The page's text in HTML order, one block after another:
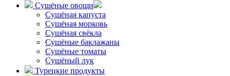
Сушёные овощи
Сушёная капуста
Сушёная морковь
Сушёная свёкла
Сушёные баклажаны
Сушёные томаты
Сушёный лук
Турецкие продукты